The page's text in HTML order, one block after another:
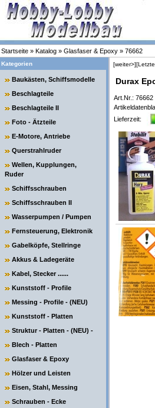
Startseite » Katalog » Glasfaser & Epoxy » 76662
Kategorien
Baukästen, Schiffsmodelle
Beschlagteile
Beschlagteile II
Foto - Ätzteile
E-Motore, Antriebe
Querstrahlruder
Wellen, Kupplungen,
Ruder
Schiffsschrauben
Schiffsschrauben II
Wasserpumpen / Pumpen
Fernsteuerung, Elektronik
Gabelköpfe, Stellringe
Akkus & Ladegeräte
Kabel, Stecker ......
Kunststoff - Profile
Messing - Profile - (NEU)
Kunststoff - Platten
Struktur - Platten - (NEU) -
Blech - Platten
Glasfaser & Epoxy
Hölzer und Leisten
Eisen, Stahl, Messing
Schrauben - Ecke
[weiter>]
Durax
Art.Nr.: 76662
Lieferzeit: